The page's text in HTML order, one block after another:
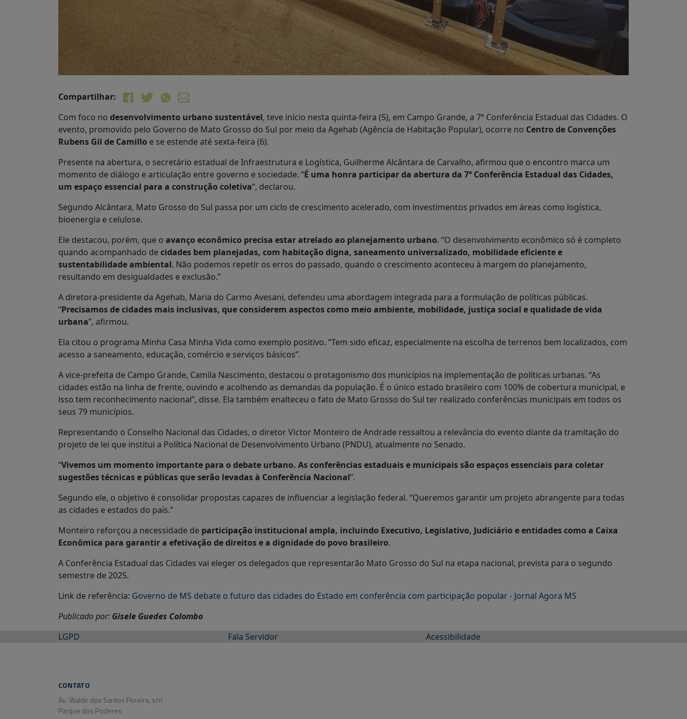
Compartilhar:
Com foco no desenvolvimento urbano sustentável, teve início nesta quinta-feira (5), em Campo Grande, a 7ª Conferência Estadual das Cidades. O
evento, promovido pelo Governo de Mato Grosso do Sul por meio da Agehab (Agência de Habitação Popular), ocorre no Centro de Convenções
Rubens Gil de Camillo e se estende até sexta-feira (6).
Presente na abertura, o secretário estadual de Infraestrutura e Logística, Guilherme Alcântara de Carvalho, afirmou que o encontro marca um
momento de diálogo e articulação entre governo e sociedade. “É uma honra participar da abertura da 7ª Conferência Estadual das Cidades,
um espaço essencial para a construção coletiva”, declarou.
Segundo Alcântara, Mato Grosso do Sul passa por um ciclo de crescimento acelerado, com investimentos privados em áreas como logística,
bioenergia e celulose.
Ele destacou, porém, que o avanço econômico precisa estar atrelado ao planejamento urbano. “O desenvolvimento econômico só é completo
quando acompanhado de cidades bem planejadas, com habitação digna, saneamento universalizado, mobilidade eficiente e
sustentabilidade ambiental. Não podemos repetir os erros do passado, quando o crescimento aconteceu à margem do planejamento,
resultando em desigualdades e exclusão.”
A diretora-presidente da Agehab, Maria do Carmo Avesani, defendeu uma abordagem integrada para a formulação de políticas públicas.
“Precisamos de cidades mais inclusivas, que considerem aspectos como meio ambiente, mobilidade, justiça social e qualidade de vida
urbana”, afirmou.
Ela citou o programa Minha Casa Minha Vida como exemplo positivo. “Tem sido eficaz, especialmente na escolha de terrenos bem localizados, com
acesso a saneamento, educação, comércio e serviços básicos”.
A vice-prefeita de Campo Grande, Camila Nascimento, destacou o protagonismo dos municípios na implementação de políticas urbanas. “As
cidades estão na linha de frente, ouvindo e acolhendo as demandas da população. É o único estado brasileiro com 100% de cobertura municipal, e
isso tem reconhecimento nacional”, disse. Ela também enalteceu o fato de Mato Grosso do Sul ter realizado conferências municipais em todos os
seus 79 municípios.
Representando o Conselho Nacional das Cidades, o diretor Victor Monteiro de Andrade ressaltou a relevância do evento diante da tramitação do
projeto de lei que institui a Política Nacional de Desenvolvimento Urbano (PNDU), atualmente no Senado.
“Vivemos um momento importante para o debate urbano. As conferências estaduais e municipais são espaços essenciais para coletar
sugestões técnicas e públicas que serão levadas à Conferência Nacional”.
Segundo ele, o objetivo é consolidar propostas capazes de influenciar a legislação federal. “Queremos garantir um projeto abrangente para todas
as cidades e estados do país.”
Monteiro reforçou a necessidade de participação institucional ampla, incluindo Executivo, Legislativo, Judiciário e entidades como a Caixa
Econômica para garantir a efetivação de direitos e a dignidade do povo brasileiro.
A Conferência Estadual das Cidades vai eleger os delegados que representarão Mato Grosso do Sul na etapa nacional, prevista para o segundo
semestre de 2025.
Link de referência: Governo de MS debate o futuro das cidades do Estado em conferência com participação popular - Jornal Agora MS
Publicado por: Gisele Guedes Colombo
LGPD
Fala Servidor Acessibilidade
CONTATO
Av. Waldir dos Santos Pereira, s/n
Parque dos Poderes